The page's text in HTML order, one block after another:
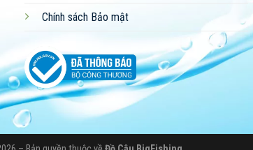
Chính sách Bảo mật